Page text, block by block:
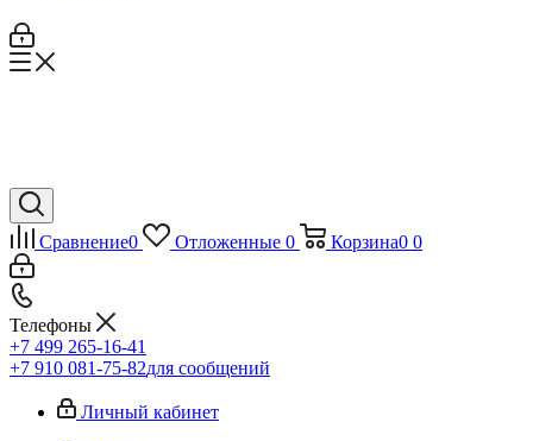
Сравнение0 Отложенные 0 Корзина0 0
Телефоны
+7 499 265-16-41
+7 910 081-75-82для сообщений
Личный кабинет